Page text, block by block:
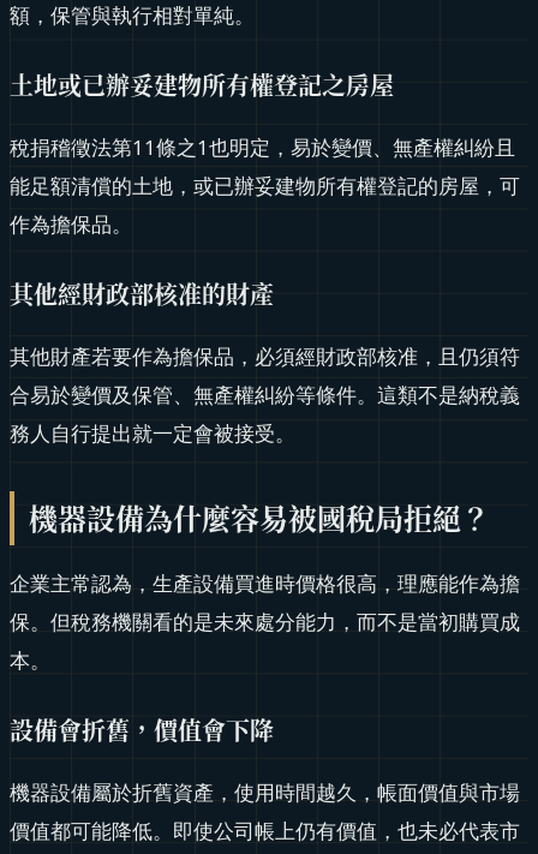
額，保管與執行相對單純。
土地或已辦妥建物所有權登記之房屋
稅捐稽徵法第11條之1也明定，易於變價、無產權糾紛且
能足額清償的土地，或已辦妥建物所有權登記的房屋，可
作為擔保品。
其他經財政部核准的財產
其他財產若要作為擔保品，必須經財政部核准，且仍須符
合易於變價及保管、無產權糾紛等條件。這類不是納稅義
務人自行提出就一定會被接受。
機器設備為什麼容易被國稅局拒絕？
企業主常認為，生產設備買進時價格很高，理應能作為擔
保。但稅務機關看的是未來處分能力，而不是當初購買成
本。
設備會折舊，價值會下降
機器設備屬於折舊資產，使用時間越久，帳面價值與市場
價值都可能降低。即使公司帳上仍有價值，也未必代表市